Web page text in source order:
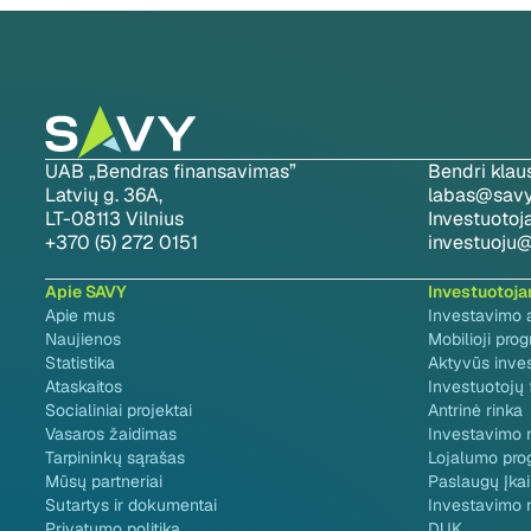
UAB „Bendras finansavimas”
Latvių g. 36A,
LT-08113 Vilnius
+370 (5) 272 0151
Bendri
Apie SAVY
Apie mus
Naujienos
Statistika
Ataskaitos
Socialiniai projektai
Vasaros žaidimas
Tarpininkų sąrašas
Mūsų partneriai
Sutartys ir dokumentai
Investavimo
Mobilioji
Aktyvūs
Investuotojų
Antrinė rinka
Investavimo
Lojalumo
Paslaugų
Investavimo